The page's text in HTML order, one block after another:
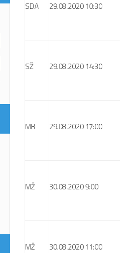
SDA 29.08.2020 10:30
SŽ 29.08.2020 14:30
MB 29.08.2020 17:00
MŽ 30.08.2020 9:00
MŽ 30.08.2020 11:00